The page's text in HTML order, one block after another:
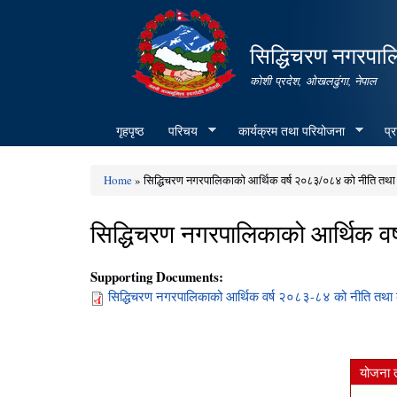
सिद्धिचरण
कोशी प्रदेश, ओखलढुंगा, नेपाल
गृहपृष्ठ परिचय कार्यक्रम तथा परियोजना
You are here
Home» सिद्धिचरण नगरपालिकाको आर्थिक वर्ष २०८३/०८४ को नीति
सिद्धिचरण नगरपालिकाको आर्थिक
Supporting Documents:
सिद्धिचरण नगरपालिकाको आर्थिक वर्ष २०८३-८४ को नीति
योजना